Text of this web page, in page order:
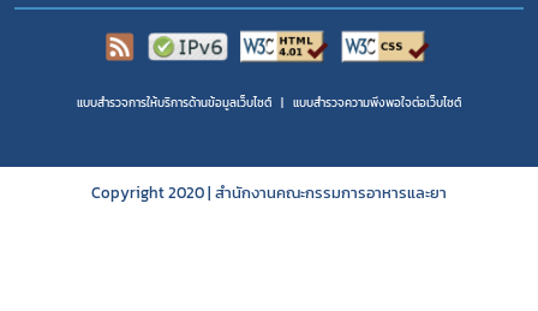
แบบสำรวจการให้บริการด้านข้อมูลเว็บไซต์ แบบสำรวจความพีงพอใจต่อเว็บไซต์
Copyright 2020 | สำนักงานคณะกรรมการอาหารและยา